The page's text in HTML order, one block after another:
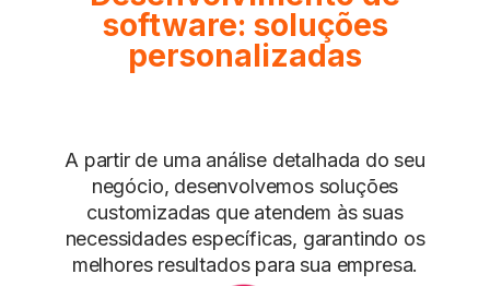
software: soluções
personalizadas
A partir de uma análise detalhada do seu
negócio, desenvolvemos soluções
customizadas que atendem às suas
necessidades específicas, garantindo os
melhores resultados para sua empresa.